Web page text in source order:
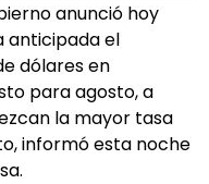
anunció hoy
anticipada el
dólares en
para agosto, a
la mayor tasa
informó esta noche